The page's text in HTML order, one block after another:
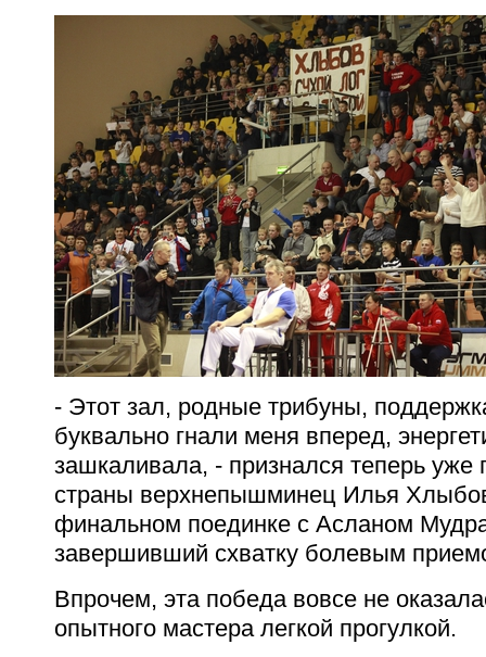
- Этот зал, родные трибуны,
буквально гнали меня вперед,
зашкаливала, - признался теперь уже
страны верхнепышминец Илья
финальном поединке с Асланом
завершивший схватку болевым
Впрочем, эта победа вовсе не
опытного мастера легкой прогулкой.